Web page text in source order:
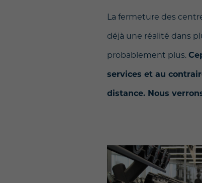
La fermeture des
déjà une réalité dans
probablement plus.
services et au
distance. Nous